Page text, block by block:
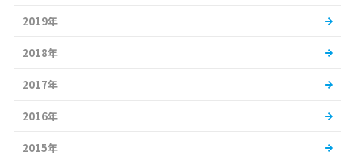
2019年
2018年
2017年
2016年
2015年